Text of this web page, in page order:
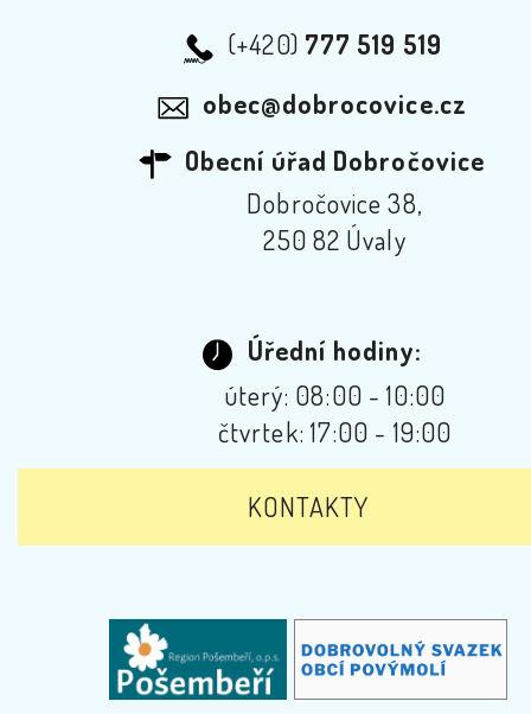
(+420) 777 519 519
obec@dobrocovice.cz
Obecní úřad Dobročovice
Dobročovice 38,
250 82 Úvaly
Úřední hodiny:
úterý: 08:00 - 10:00
čtvrtek: 17:00 - 19:00
KONTAKTY